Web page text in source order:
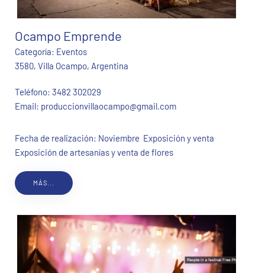
Ocampo Emprende
Categoría: Eventos
3580, Villa Ocampo, Argentina
Teléfono: 3482 302029
Email: produccionvillaocampo@gmail.com
Fecha de realización: Noviembre Exposición y venta
Exposición de artesanías y venta de flores
MÁS...